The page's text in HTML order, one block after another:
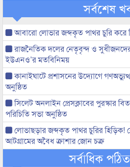
সর্বশেষ
আবারো লোভার জব্দকৃত পাথর চুরি করে
রাজনৈতিক দলের নেতৃবৃন্দ ও
ইউএনও’র মতবিনিময়
কানাইঘাটে প্রশাসনের উদ্যোগে
অনুষ্ঠিত
সিলেট অনলাইন প্রেসক্লাবের পুরস্কার
পরিচিতি সভা অনুষ্ঠিত
লোভাছড়ার জব্দকৃত পাথর চুরির হিড়িক!
আটগ্রামের অবৈধ ক্রাশার জোন চক্র
সর্বাধিক